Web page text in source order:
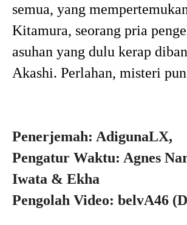
semua, yang
Kitamura, seorang pria
asuhan yang dulu kerap
Akashi. Perlahan, misteri
Penerjemah: AdigunaLX,
Pengatur Waktu: Agnes
Iwata & Ekha
Pengolah Video: belvA46